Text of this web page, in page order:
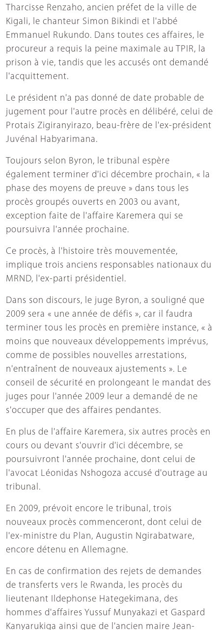
Tharcisse Renzaho, ancien préfet de la ville de
Kigali, le chanteur Simon Bikindi et l'abbé
Emmanuel Rukundo. Dans toutes ces affaires, le
procureur a requis la peine maximale au TPIR, la
prison à vie, tandis que les accusés ont demandé
l'acquittement.
Le président n'a pas donné de date probable de
jugement pour l'autre procès en délibéré, celui de
Protais Zigiranyirazo, beau-frère de l'ex-président
Juvénal Habyarimana.
Toujours selon Byron, le tribunal espère
également terminer d'ici décembre prochain, « la
phase des moyens de preuve » dans tous les
procès groupés ouverts en 2003 ou avant,
exception faite de l'affaire Karemera qui se
poursuivra l'année prochaine.
Ce procès, à l'histoire très mouvementée,
implique trois anciens responsables nationaux du
MRND, l'ex-parti présidentiel.
Dans son discours, le juge Byron, a souligné que
2009 sera « une année de défis », car il faudra
terminer tous les procès en première instance, « à
moins que nouveaux développements imprévus,
comme de possibles nouvelles arrestations,
n'entraînent de nouveaux ajustements ». Le
conseil de sécurité en prolongeant le mandat des
juges pour l'année 2009 leur a demandé de ne
s'occuper que des affaires pendantes.
En plus de l'affaire Karemera, six autres procès en
cours ou devant s'ouvrir d'ici décembre, se
poursuivront l'année prochaine, dont celui de
l'avocat Léonidas Nshogoza accusé d'outrage au
tribunal.
En 2009, prévoit encore le tribunal, trois
nouveaux procès commenceront, dont celui de
l'ex-ministre du Plan, Augustin Ngirabatware,
encore détenu en Allemagne.
En cas de confirmation des rejets de demandes
de transferts vers le Rwanda, les procès du
lieutenant Ildephonse Hategekimana, des
hommes d'affaires Yussuf Munyakazi et Gaspard
Kanyarukiga ainsi que de l'ancien maire Jean-